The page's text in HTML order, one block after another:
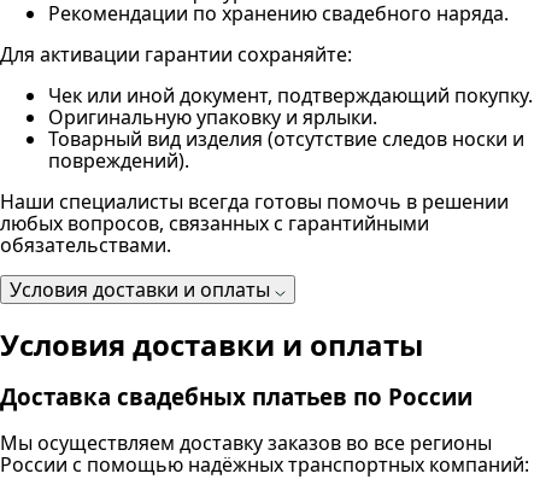
Рекомендации по хранению свадебного наряда.
Для активации гарантии сохраняйте:
Чек или иной документ, подтверждающий покупку.
Оригинальную упаковку и ярлыки.
Товарный вид изделия (отсутствие следов носки и
повреждений).
Наши специалисты всегда готовы помочь в решении
любых вопросов, связанных с гарантийными
обязательствами.
Условия доставки и оплаты
Условия доставки и оплаты
Доставка свадебных платьев по России
Мы осуществляем доставку заказов во все регионы
России с помощью надёжных транспортных компаний: